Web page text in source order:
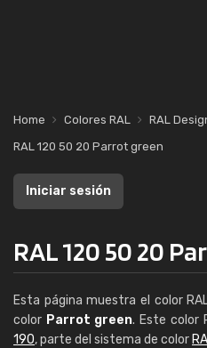
Home Colores RAL RAL
RAL 120 50 20 Parrot green
Iniciar sesión
RAL 120 50 20
Esta página muestra el color
color Parrot green. Este color
190, parte del sistema de color